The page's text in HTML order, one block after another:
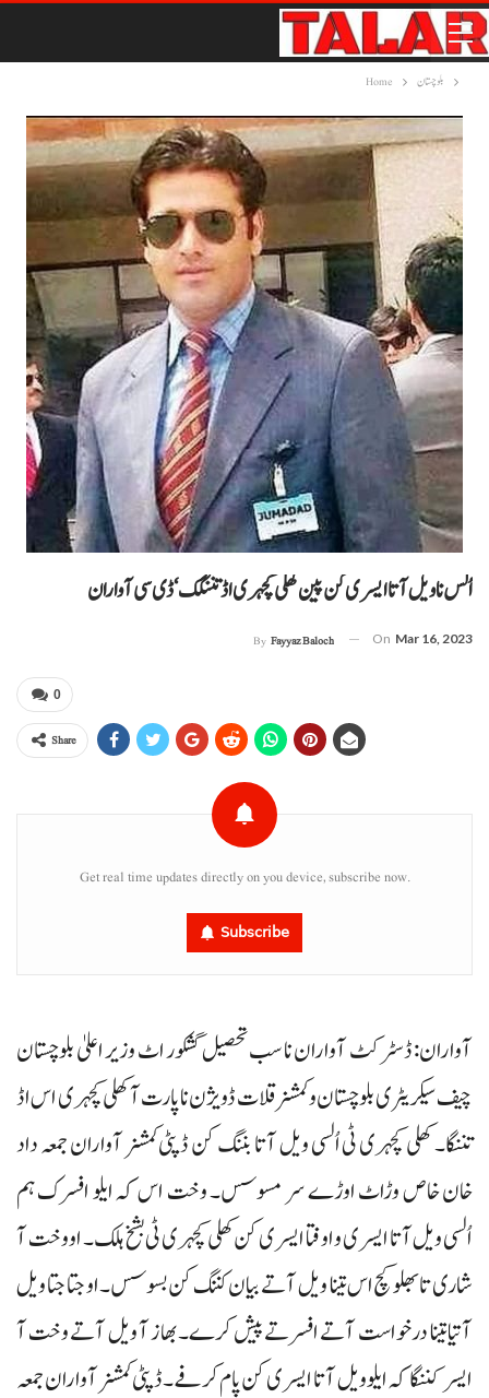
Home بلوچستان
اُلس نا ویل آتا ایسری کن پین کھلی کچہری اڈ تننگک‘ ڈی سی آواران
By Fayyaz Baloch On Mar 16, 2023
0
Share
Get real time updates directly on you device, subscribe now.
Subscribe
آواران: ڈسٹرکٹ آواران نا سب تحصیل گشکور اٹ وزیر اعلیٰ بلوچستان
چیف سیکریٹری بلوچستان و کمشنر قلات ڈویژن نا پارت آ کھلی کچہری اس اڈ
تننگا۔ کھلی کچہری ٹی اُلسی ویل آتا بننگ کن ڈپٹی کمشنر آواران جمعہ داد
خان خاص وڑاٹ اوڑے سر مسوسس۔ وخت اس کہ ایلو افسرک ہم
اُلسی ویل آتا ایسری و اوفتا ایسری کن کھلی کچہری ٹی بشخ ہلک۔ او وخت آ
شاری تا بھلو کچ اس تینا ویل آتے بیان کننگ کن بسوسس۔ او جتا جتا ویل
آتیا تینا درخواست آتے افسر تے پیش کرے۔ بھاز آ ویل آتے وخت آ
ایسر کننگا کہ ایلو ویل آتا ایسری کن پام کرفے۔ ڈپٹی کمشنر آواران جمعہ